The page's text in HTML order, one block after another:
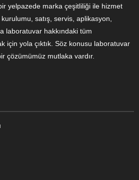
yelpazede marka çeşitliliği ile hizmet
satış, servis, aplikasyon,
laboratuvar hakkındaki tüm
için yola çıktık. Söz konusu laboratuvar
çözümümüz mutlaka vardır.